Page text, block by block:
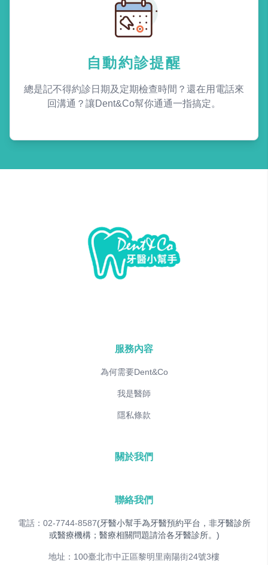
自動約診提醒
總是記不得約診日期及定期檢查時間？還在用電話來
回溝通？讓Dent&Co幫你通通一指搞定。
服務內容
為何需要Dent&Co
我是醫師
隱私條款
關於我們
聯絡我們
電話：02-7744-8587(牙醫小幫手為牙醫預約平台，非牙醫診所
或醫療機構；醫療相關問題請洽各牙醫診所。)
地址：100臺北市中正區黎明里南陽街24號3樓